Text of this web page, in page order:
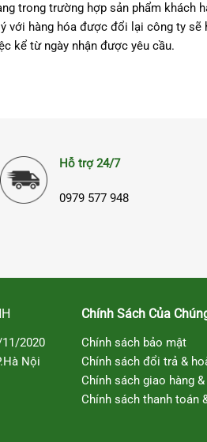
trong trường hợp sản phẩm khách
với hàng hóa được đổi lại công ty
kể từ ngày nhận được yêu cầu.
Hỗ trợ 24/7
0979 577 948
2020
Nội
Chính Sách Của
Chính sách bảo mật
Chính sách đổi trả &
Chính sách giao hàng
Chính sách thanh toán